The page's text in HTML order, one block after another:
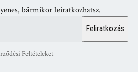
bármikor leiratkozhatsz.
Feltételeket